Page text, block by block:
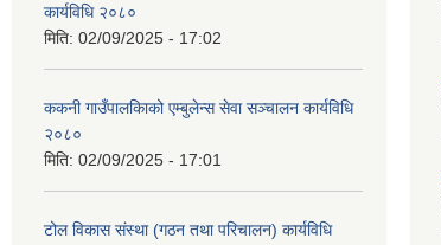
कार्यविधि २०८०
मिति: 02/09/2025 - 17:02
ककनी गाउँपालकािको एम्बुलेन्स सेवा सञ्चालन कार्यविधि
२०८०
मिति: 02/09/2025 - 17:01
टोल विकास संस्था (गठन तथा परिचालन) कार्यविधि